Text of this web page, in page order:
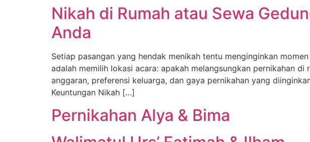
Nikah di Rumah atau Sewa
Anda
Setiap pasangan yang hendak menikah tentu menginginkan
adalah memilih lokasi acara: apakah melangsungkan pernikahan
anggaran, preferensi keluarga, dan gaya pernikahan yang
Keuntungan Nikah […]
Pernikahan Alya & Bima